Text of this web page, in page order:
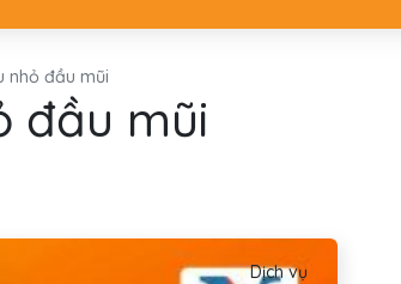
nhỏ đầu mũi
đầu mũi
Dịch vụ